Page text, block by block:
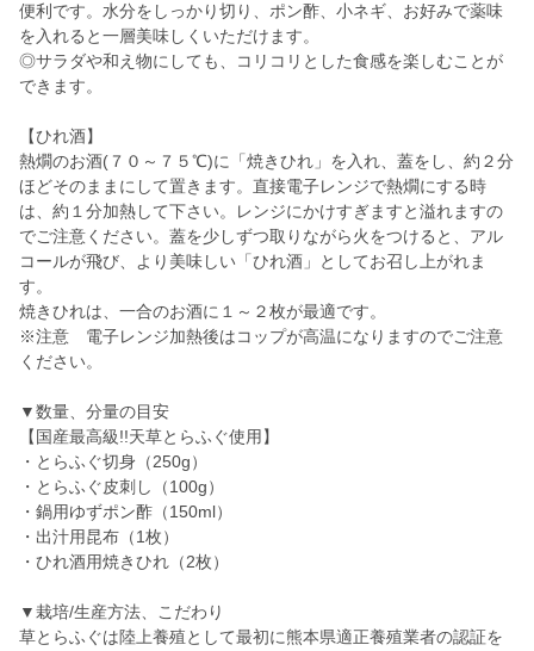
便利です。水分をしっかり切り、ポン酢、小ネギ、お好みで薬味
を入れると一層美味しくいただけます。
◎サラダや和え物にしても、コリコリとした食感を楽しむことが
できます。
【ひれ酒】
熱燗のお酒(７０～７５℃)に「焼きひれ」を入れ、蓋をし、約２分
ほどそのままにして置きます。直接電子レンジで熱燗にする時
は、約１分加熱して下さい。レンジにかけすぎますと溢れますの
でご注意ください。蓋を少しずつ取りながら火をつけると、アル
コールが飛び、より美味しい「ひれ酒」としてお召し上がれま
す。
焼きひれは、一合のお酒に１～２枚が最適です。
※注意 電子レンジ加熱後はコップが高温になりますのでご注意
ください。
▼数量、分量の目安
【国産最高級!!天草とらふぐ使用】
・とらふぐ切身（250g）
・とらふぐ皮刺し（100g）
・鍋用ゆずポン酢（150ml）
・出汁用昆布（1枚）
・ひれ酒用焼きひれ（2枚）
▼栽培/生産方法、こだわり
草とらふぐは陸上養殖として最初に熊本県適正養殖業者の認証を